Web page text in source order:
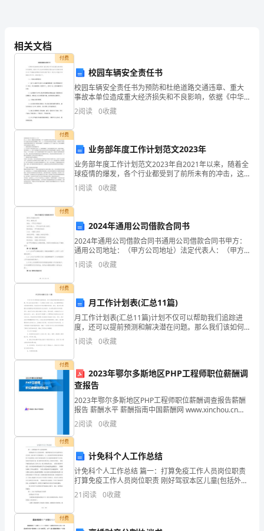
（二）
称：
Elementary
English
号：
P1014
分：
时：
内容 提
要：让学生了解基础阶段所需掌 握
的基本词汇、短语、修 辞
使用方法，使学生具备扎实的基本功底。同时了解相关的基础文
对语 言
的理解。理解每篇课文的基本内容，通过的阅读训 练
使学生对篇单元的理解达到 较
水平。同时，通过课堂上的口语
习，使学生能
流畅准确的用英语表达
较强的实际交际能力。掌
握各种文体的
写作方法和技巧，并能够运用到
自
写
握
言
言
支撑专业 培
养计划中 培
养要求中的“具有扎实的英语语 言
文学基础知识，掌 握
读、 写
适用专业：英语语 言
相关文档
付费
校园车辆安全责任书
校园车辆安全责任书为预防和杜绝道路交通违章、重大
事故本单位造成重大经济损失和不良影响，依据《中华
人民共和国道路交通安全法》条例规定和股份公司“车辆
安全管理实行逐级负责制”要求，同志与公司签定《车辆
2阅读 0收藏
付费
业务部年度工作计划范文2023年
业务部年度工作计划范文2023年自2021年以来，随着全
球疫情的爆发，各个行业都受到了前所未有的冲击，这
也让我们意识到了在面对类似危机时的重要性。同样，
2022年全球经济形势依旧不确定，但是我们不能因
1阅读 0收藏
付费
2024年通用公司借款合同书
2024年通用公司借款合同书通用公司借款合同书甲方：
通用公司地址：（甲方公司地址）法定代表人：（甲方
法定代表人姓名）联系电话：（甲方联系电话）乙方：
（借款人姓名）身份证号码：（借款人身份证号码）联
1阅读 0收藏
付费
月工作计划表(汇总11篇)
月工作计划表(汇总11篇)计划不仅可以帮助我们追踪进
度，还可以提前预测和解决潜在问题。那么我们该如何
制定一个合理的计划呢？首先，我们需要明确自己的目
标和需求，然后设定可行的步骤和时间表。其次，我们
1阅读 0收藏
付费
2023年鄂尔多斯地区PHP工程师职位薪酬调
查报告
2023年鄂尔多斯地区PHP工程师职位薪酬调查报告薪酬
报告 薪酬水平 薪酬指南中国薪酬网 www.xinchou.cn
143,705 162,695 178,813 211
2阅读 0收藏
付费
计免科个人工作总结
计免科个人工作总结 篇一：打算免疫工作人员岗位职责
打算免疫工作人员岗位职责 刚好驾驭本区儿童(包括外来
儿童)状况，建立新生儿预防接种卡、证，按免疫程序的
规定和预防接种工作标准要求，
21阅读 0收藏
付费